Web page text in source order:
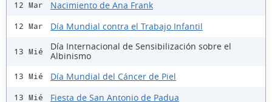
12 Mar Nacimiento de Ana Frank
12 Mar Día Mundial contra el Trabajo Infantil
13 Mié
Día Internacional de Sensibilización sobre el
Albinismo
13 Mié Día Mundial del Cáncer de Piel
13 Mié Fiesta de San Antonio de Padua